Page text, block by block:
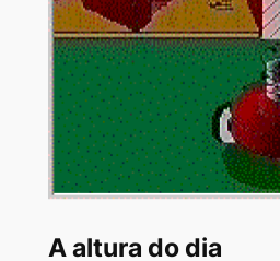
A altura do dia